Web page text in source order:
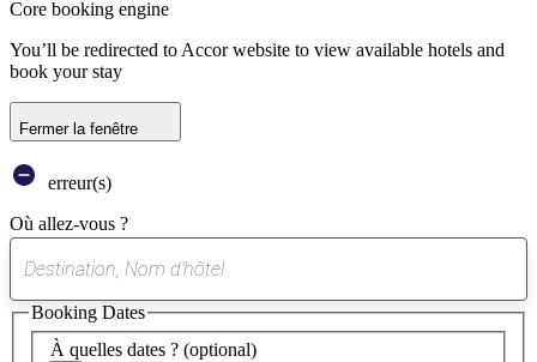
Core booking engine
You’ll be redirected to Accor website to view available hotels and
book your stay
Fermer la fenêtre
erreur(s)
Où allez-vous ?
suggestion
trouvée
À quelles dates ? (optional)
Booking Dates